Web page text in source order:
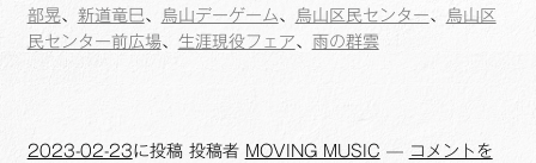
部晃、 新道竜巳、 烏山デーゲーム、 烏山区民センター、 烏山区
民センター前広場、 生涯現役フェア、 雨の群雲
2023-02-23に投稿 投稿者 MOVING MUSIC — コメントを